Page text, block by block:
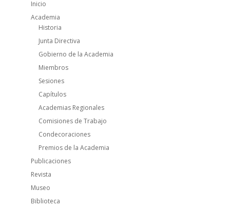
Inicio
Academia
Historia
Junta Directiva
Gobierno de la Academia
Miembros
Sesiones
Capítulos
Academias Regionales
Comisiones de Trabajo
Condecoraciones
Premios de la Academia
Publicaciones
Revista
Museo
Biblioteca